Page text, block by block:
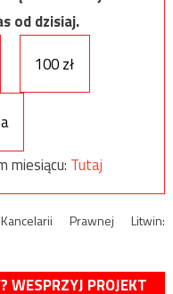
od dzisiaj.
100 zł
miesiącu: Tutaj
Prawnej Litwin:
WESPRZYJ PROJEKT